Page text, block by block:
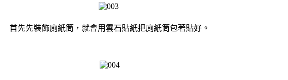
首先先裝飾廁紙筒，就會用雲石貼紙把廁紙筒包著貼好。